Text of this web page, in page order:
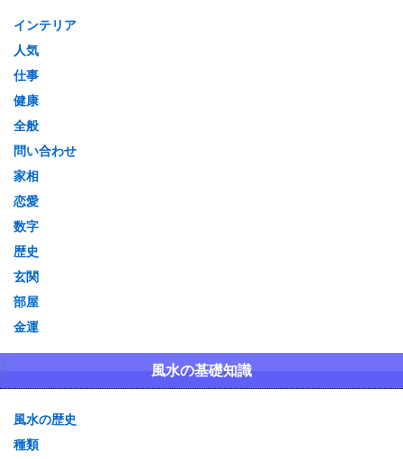
インテリア
人気
仕事
健康
全般
問い合わせ
家相
恋愛
数字
歴史
玄関
部屋
金運
風水の基礎知識
風水の歴史
種類